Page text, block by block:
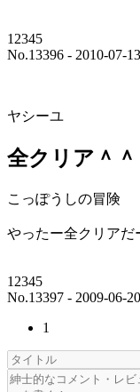
12345
No.13396 - 2010-07-
ヤシーユ
全クリア＾＾
こっぽうしの冒険
やったー全クリアだ
12345
No.13397 - 2009-06-
1